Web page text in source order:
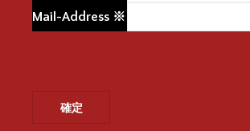
Mail-Address ※